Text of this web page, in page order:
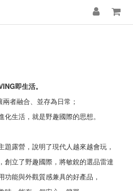
即生活。
者融合、並存為日常；
生活，就是野趣國際的思想。
題露營，說明了現代人越來越會玩，
創立了野趣國際，將敏銳的選品雷達
功能與外觀質感兼具的好產品，